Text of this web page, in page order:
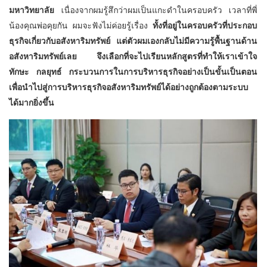
มหาวิทยาลัย เนื่องจากผมรู้สึกว่าผมเป็นแกะดำในครอบครัว เวลาที่พี่
น้องคุณพ่อคุยกัน ผมจะฟังไม่ค่อยรู้เรื่อง ทั้งที่อยู่ในครอบครัวที่ประกอบ
ธุรกิจเกี่ยวกับอสังหาริมทรัพย์ แต่ตัวผมเองกลับไม่มีความรู้พื้นฐานด้าน
อสังหาริมทรัพย์เลย จึงเลือกที่จะไปเรียนหลักสูตรที่ทำให้เราเข้าใจ
ทักษะ กลยุทธ์ กระบวนการในการบริหารธุรกิจอย่างเป็นขั้นเป็นตอน
เพื่อนำไปสู่การบริหารธุรกิจอสังหาริมทรัพย์ได้อย่างถูกต้องตามระบบ
ได้มากยิ่งขึ้น